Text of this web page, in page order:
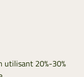
utilisant 20%-30%